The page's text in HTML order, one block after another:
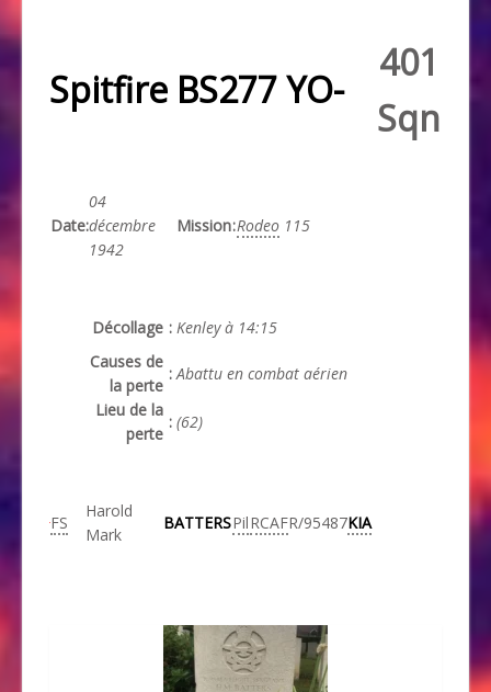
Spitfire BS277 YO-
401
Sqn
Date:
04
décembre
1942
Mission:Rodeo 115
Décollage : Kenley à 14:15
Causes de
la perte
: Abattu en combat aérien
Lieu de la
perte
: (62)
FS
Harold
Mark
BATTERSPilRCAFR/95487KIA